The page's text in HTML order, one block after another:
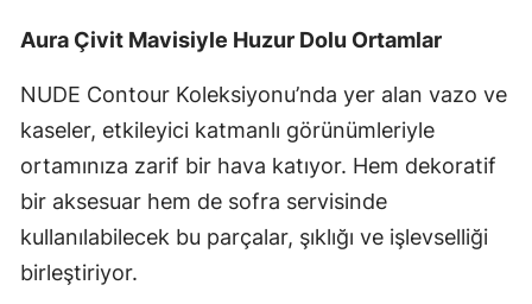
Aura Çivit Mavisiyle Huzur Dolu Ortamlar
NUDE Contour Koleksiyonu’nda yer alan vazo ve
kaseler, etkileyici katmanlı görünümleriyle
ortamınıza zarif bir hava katıyor. Hem dekoratif
bir aksesuar hem de sofra servisinde
kullanılabilecek bu parçalar, şıklığı ve işlevselliği
birleştiriyor.